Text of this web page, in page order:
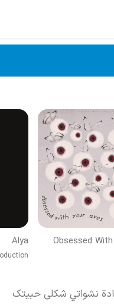
Obsessed
Alya
نشواتي شكلی حبيتک